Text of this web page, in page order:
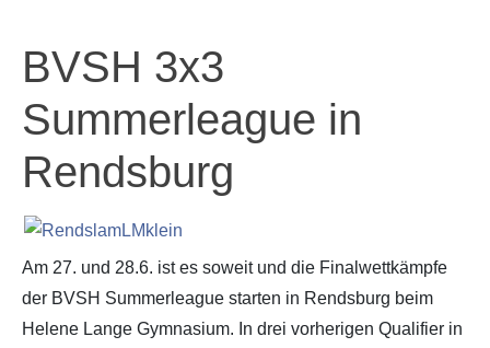
BVSH 3x3
Summerleague in
Rendsburg
Am 27. und 28.6. ist es soweit und die Finalwettkämpfe
der BVSH Summerleague starten in Rendsburg beim
Helene Lange Gymnasium. In drei vorherigen Qualifier in